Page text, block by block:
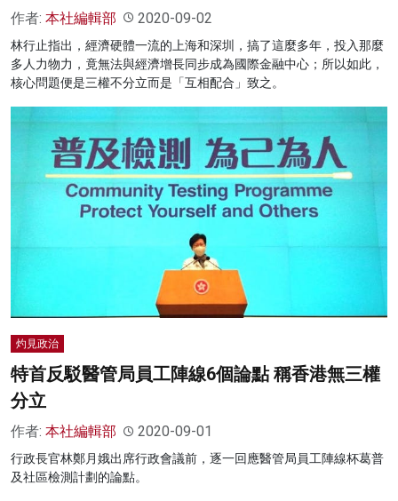
作者: 本社編輯部 2020-09-02
林行止指出，經濟硬體一流的上海和深圳，搞了這麼多年，投入那麼
多人力物力，竟無法與經濟增長同步成為國際金融中心；所以如此，
核心問題便是三權不分立而是「互相配合」致之。
灼見政治
特首反駁醫管局員工陣線6個論點 稱香港無三權
分立
作者: 本社編輯部 2020-09-01
行政長官林鄭月娥出席行政會議前，逐一回應醫管局員工陣線杯葛普
及社區檢測計劃的論點。